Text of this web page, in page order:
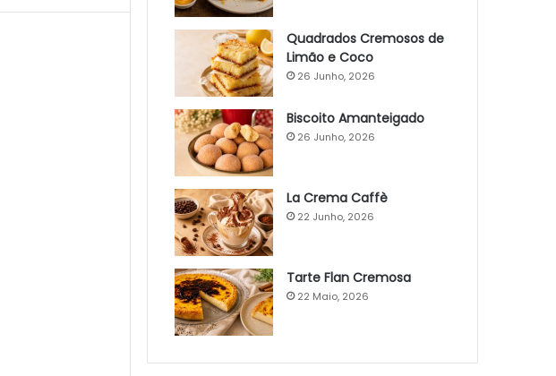
Quadrados Cremosos de
Limão e Coco
26 Junho, 2026
Biscoito Amanteigado
26 Junho, 2026
La Crema Caffè
22 Junho, 2026
Tarte Flan Cremosa
22 Maio, 2026